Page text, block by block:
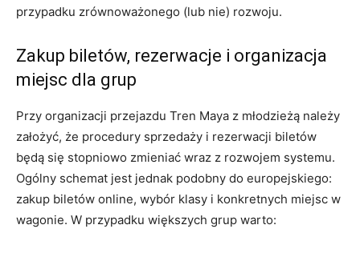
przypadku zrównoważonego (lub nie) rozwoju.
Zakup biletów, rezerwacje i organizacja
miejsc dla grup
Przy organizacji przejazdu Tren Maya z młodzieżą należy
założyć, że procedury sprzedaży i rezerwacji biletów
będą się stopniowo zmieniać wraz z rozwojem systemu.
Ogólny schemat jest jednak podobny do europejskiego:
zakup biletów online, wybór klasy i konkretnych miejsc w
wagonie. W przypadku większych grup warto: